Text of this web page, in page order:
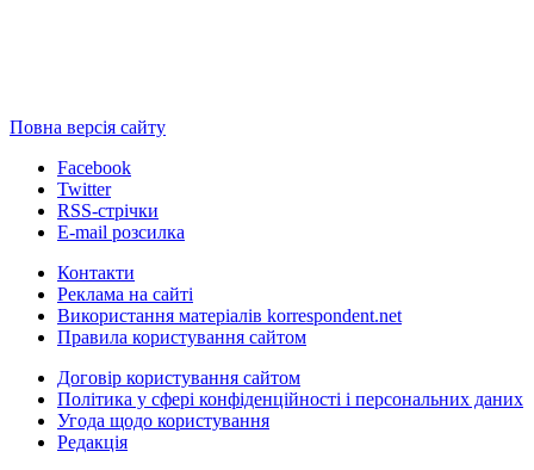
Повна версія сайту
Facebook
Twitter
RSS-стрічки
E-mail розсилка
Контакти
Реклама на сайті
Використання матеріалів korrespondent.net
Правила користування сайтом
Договір користування сайтом
Політика у сфері конфіденційності і персональних даних
Угода щодо користування
Редакція